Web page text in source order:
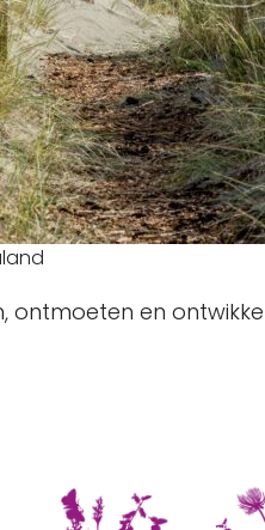
ontmoeten en